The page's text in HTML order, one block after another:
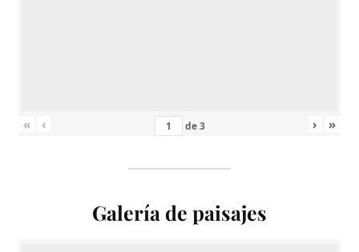
« ‹ de3 › »
Galería de paisajes